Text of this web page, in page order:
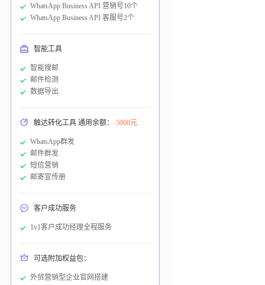
WhatsApp Business API 营销号10个
WhatsApp Business API 客服号2个
智能工具
智能搜邮
邮件检测
数据导出
触达转化工具 通用余额： 5000元
WhatsApp群发
邮件群发
短信营销
邮寄宣传册
客户成功服务
1v1客户成功经理全程服务
可选附加权益包：
外贸营销型企业官网搭建